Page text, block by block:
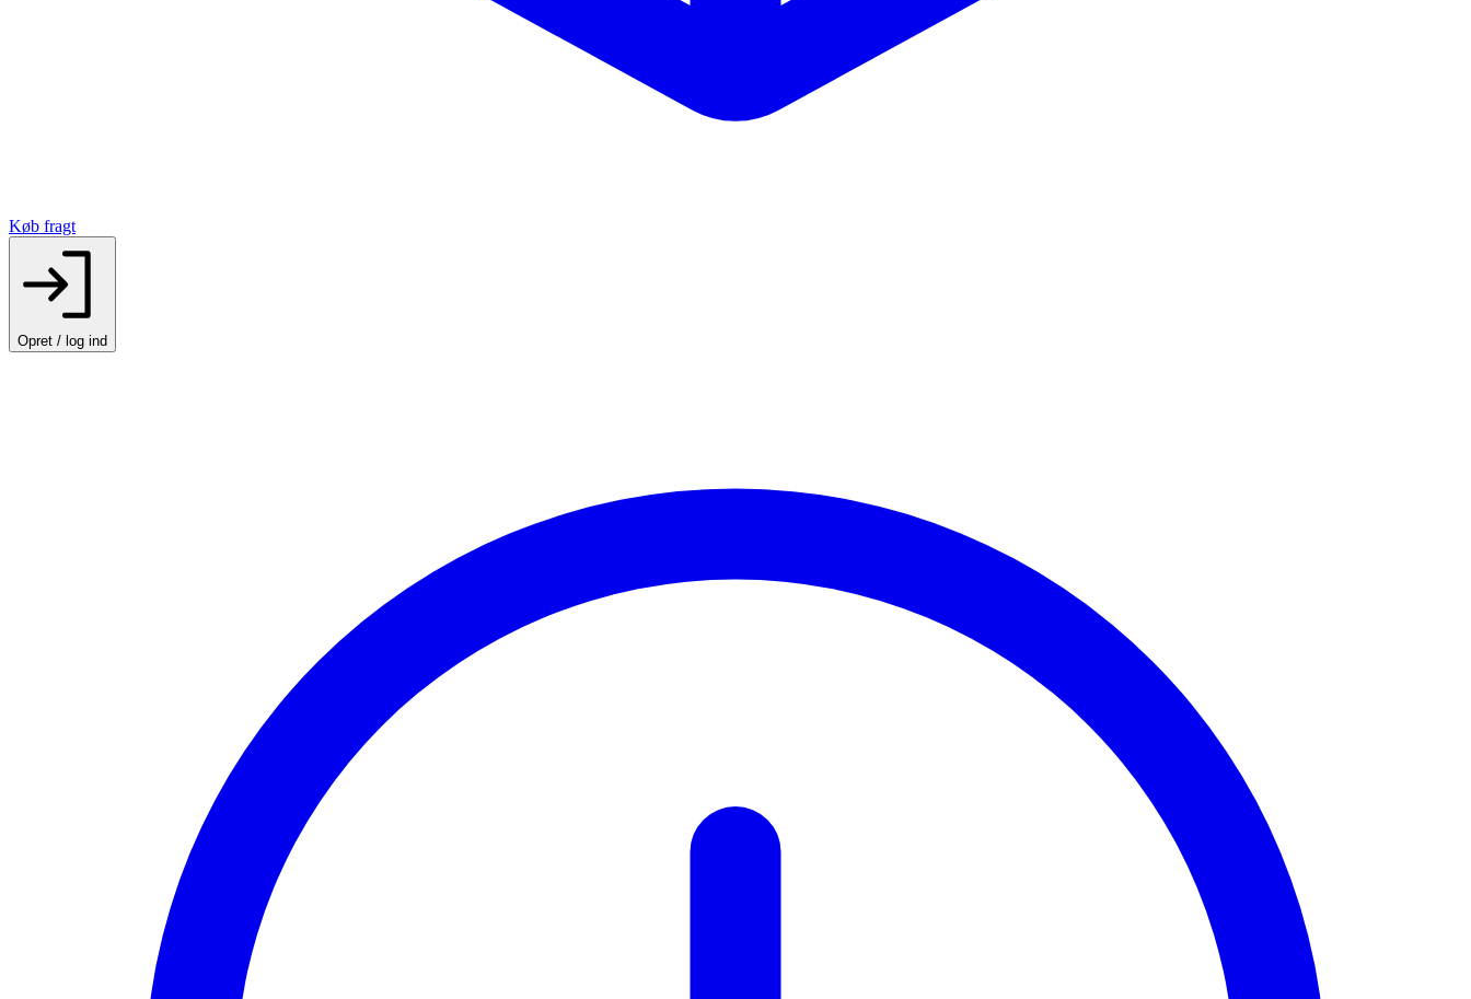
Køb fragt
Opret / log ind